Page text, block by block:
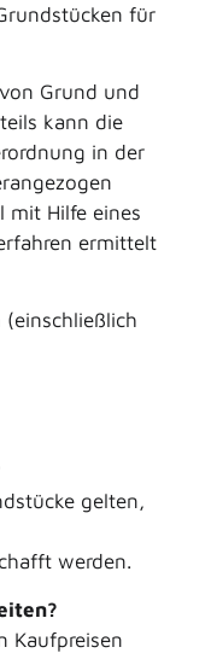
für
Grund und
kann die
in der
mit Hilfe eines
ermittelt
gelten,
werden.
Kaufpreisen